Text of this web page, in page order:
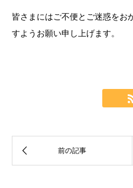
皆さまにはご不便とご迷惑をお
すようお願い申し上げます。